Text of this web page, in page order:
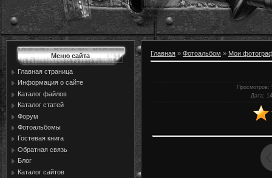
Меню сайта
Главная страница
Информация о сайте
Каталог файлов
Каталог статей
Форум
Фотоальбомы
Гостевая книга
Обратная связь
Блог
Каталог сайтов
Главная » Фотоальбом » Мои
Просмотров:
Дата: